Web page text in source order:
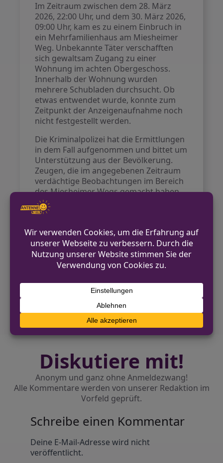
Im Zeitraum zwischen dem 28. März
2026, 22:00 Uhr, und dem 30. März 2026,
09:00 Uhr, kam es zu einem Einbruch in
ein Mehrfamilienhaus am Miesheimer
Weg. Unbekannte Täter verschafften
sich gewaltsam Zugang zu einer
Wohnung im achten Obergeschoss.
Innerhalb der Wohnung wurden
mehrere Schubladen durchsucht. Ob
etwas entwendet wurde, konnte zum
Zeitpunkt der Anzeigenaufnahme noch
nicht festgestellt werden.
Die Kriminalpolizei hat die Ermittlungen
in dem Fall aufgenommen und bittet um
Unterstützung aus der Bevölkerung.
Zeugen, die im angegebenen Zeitraum
verdächtige Beobachtungen im Bereich
des Miesheimer Wegs gemacht haben,
werden gebeten, sich zu melden.
VORHERIGER BEITRAG
Pedelec-Training für Einsteiger und
Senioren in Düren
NÄCHSTER BEITRAG
Raubüberfall in Düren: Zwei Täter flüchten
Diskutiere mit!
Anonym und ganz ohne Anmeldezwang!
Alle Kommentare werden von unserer Redaktion im
Vorfeld geprüft.
Schreibe einen Kommentar
Deine E-Mail-Adresse wird nicht
veröffentlicht.